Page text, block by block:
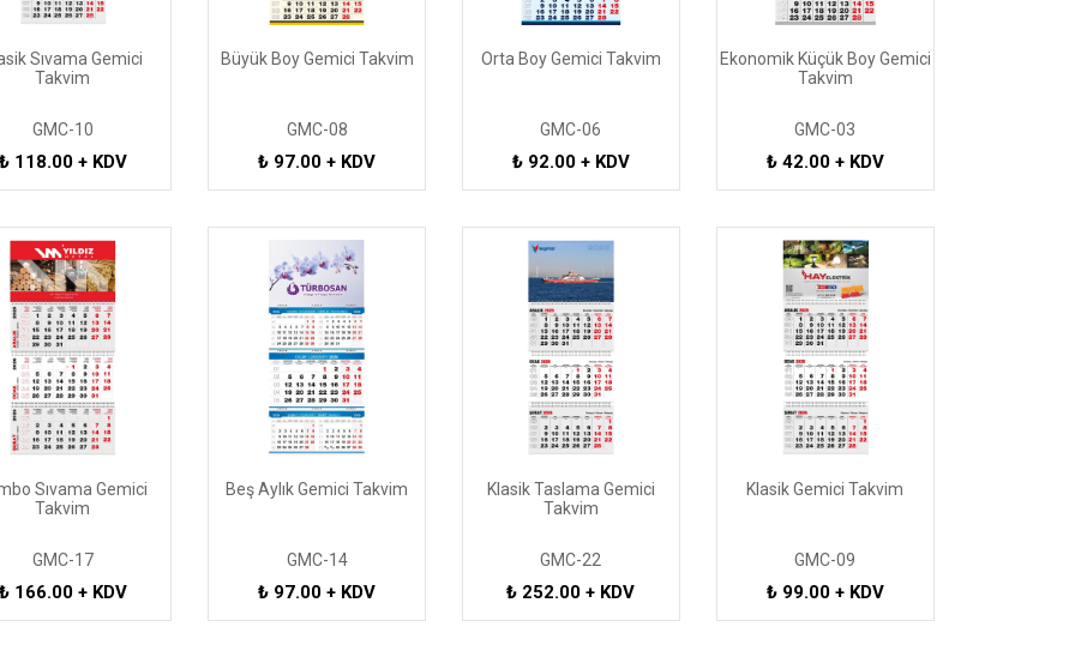
Sıvama Gemici
Takvim
GMC-10
118.00 + KDV
Büyük Boy Gemici Takvim
GMC-08
₺ 97.00 + KDV
Orta Boy Gemici Takvim
GMC-06
₺ 92.00 + KDV
Ekonomik Küçük Boy Gemici
Takvim
GMC-03
₺ 42.00 + KDV
Sıvama Gemici
Takvim
GMC-17
166.00 + KDV
Beş Aylık Gemici Takvim
GMC-14
₺ 97.00 + KDV
Klasik Taslama Gemici
Takvim
GMC-22
₺ 252.00 + KDV
Klasik Gemici Takvim
GMC-09
₺ 99.00 + KDV